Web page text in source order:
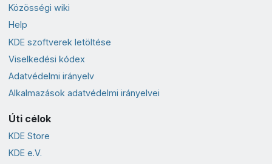
Közösségi wiki
Help
KDE szoftverek letöltése
Viselkedési kódex
Adatvédelmi irányelv
Alkalmazások adatvédelmi irányelvei
Úti célok
KDE Store
KDE e.V.